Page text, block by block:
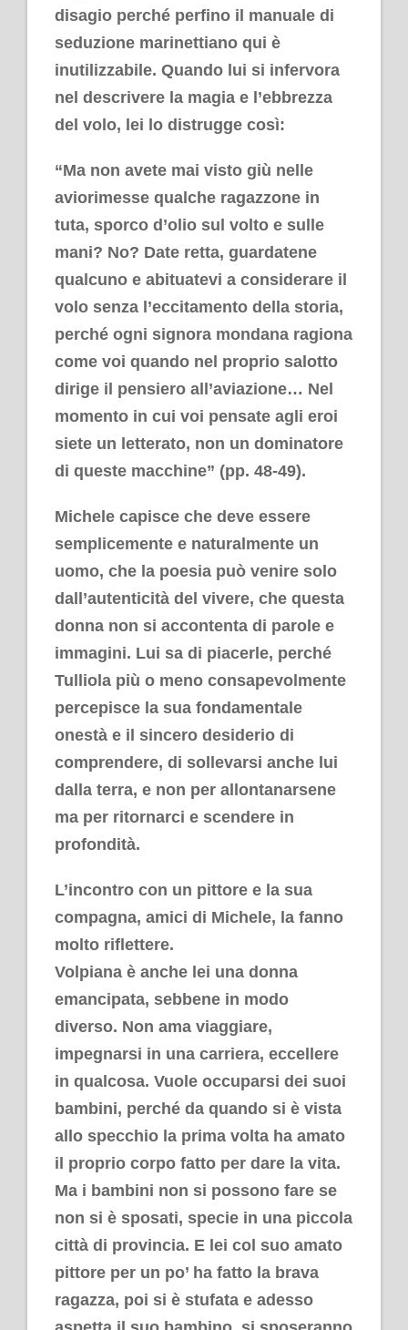
disagio perché perfino il manuale di
seduzione marinettiano qui è
inutilizzabile. Quando lui si infervora
nel descrivere la magia e l’ebbrezza
del volo, lei lo distrugge così:
“Ma non avete mai visto giù nelle
aviorimesse qualche ragazzone in
tuta, sporco d’olio sul volto e sulle
mani? No? Date retta, guardatene
qualcuno e abituatevi a considerare il
volo senza l’eccitamento della storia,
perché ogni signora mondana ragiona
come voi quando nel proprio salotto
dirige il pensiero all’aviazione… Nel
momento in cui voi pensate agli eroi
siete un letterato, non un dominatore
di queste macchine” (pp. 48-49).
Michele capisce che deve essere
semplicemente e naturalmente un
uomo, che la poesia può venire solo
dall’autenticità del vivere, che questa
donna non si accontenta di parole e
immagini. Lui sa di piacerle, perché
Tulliola più o meno consapevolmente
percepisce la sua fondamentale
onestà e il sincero desiderio di
comprendere, di sollevarsi anche lui
dalla terra, e non per allontanarsene
ma per ritornarci e scendere in
profondità.
L’incontro con un pittore e la sua
compagna, amici di Michele, la fanno
molto riflettere.
Volpiana è anche lei una donna
emancipata, sebbene in modo
diverso. Non ama viaggiare,
impegnarsi in una carriera, eccellere
in qualcosa. Vuole occuparsi dei suoi
bambini, perché da quando si è vista
allo specchio la prima volta ha amato
il proprio corpo fatto per dare la vita.
Ma i bambini non si possono fare se
non si è sposati, specie in una piccola
città di provincia. E lei col suo amato
pittore per un po’ ha fatto la brava
ragazza, poi si è stufata e adesso